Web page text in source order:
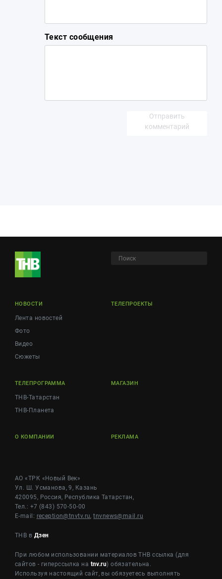
Текст сообщения
Отправить
комментарий
НОВОСТИ
Лента новостей
Фото
Видео
Сюжеты
ТЕЛЕПРОЕКТЫ
ТЕЛЕПРОГРАММА
ТНВ-Татарстан
ТНВ-Планета
МАГАЗИН
О КОМПАНИИ РЕКЛАМА
АО «ТРК «Новый Век»
Ул. Ш. Усманова, 9, Казань
420095, Россия, Республика Татарстан,
Тел.: +7 (843) 570-50-00
E-mail: reception@tnvtv.ru,tnvnews@mail.ru
ТНВ в Дзен
При любом использовании материалов ТНВ ссылка (для
сайтов - гиперссылка на tnv.ru) обязательна.
Используя настоящий сайт, вы обязуетесь выполнять